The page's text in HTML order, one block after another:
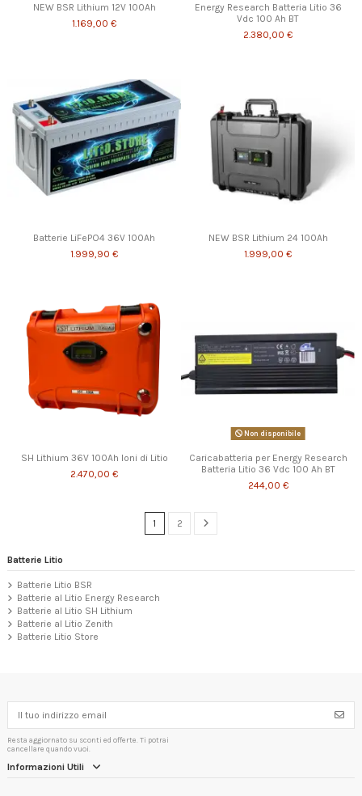
NEW BSR Lithium 12V 100Ah
1.169,00 €
Energy Research Batteria Litio 36
Vdc 100 Ah BT
2.380,00 €
Batterie LiFePO4 36V 100Ah
1.999,90 €
NEW BSR Lithium 24 100Ah
1.999,00 €
SH Lithium 36V 100Ah Ioni di Litio
2.470,00 €
Non disponibile
Caricabatteria per Energy Research
Batteria Litio 36 Vdc 100 Ah BT
244,00 €
1 2
Batterie Litio
Batterie Litio BSR
Batterie al Litio Energy Research
Batterie al Litio SH Lithium
Batterie al Litio Zenith
Batterie Litio Store
Resta aggiornato su sconti ed offerte. Ti potrai
cancellare quando vuoi.
Informazioni Utili